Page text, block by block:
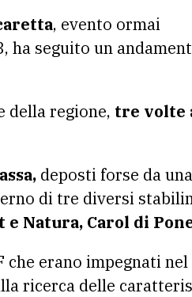
, evento ormai
ha seguito un
della regione, tre volte
deposti forse da
di tre diversi
e Natura, Carol di
che erano impegnati nel
ricerca delle